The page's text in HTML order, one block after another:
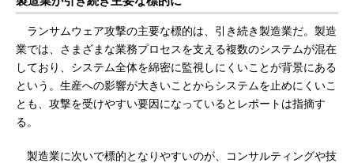
ランサムウェア攻撃の主要な標的は、引き続き製造業だ。製造
業では、さまざまな業務プロセスを支える複数のシステムが混在
しており、システム全体を綿密に監視しにくいことが背景にある
という。生産への影響が大きいことからシステムを止めにくいこ
とも、攻撃を受けやすい要因になっているとレポートは指摘す
る。
製造業に次いで標的となりやすいのが、コンサルティングや技